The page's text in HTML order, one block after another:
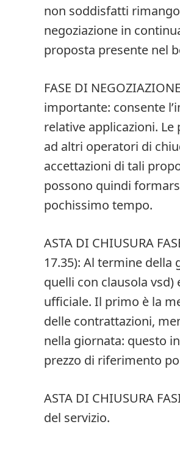
non soddisfatti
negoziazione in
proposta presente nel
FASE DI
importante: consente
relative applicazioni.
ad altri operatori di
accettazioni di tali
possono quindi
pochissimo tempo.
ASTA DI CHIUSURA
17.35): Al termine
quelli con clausola
ufficiale. Il primo è la
delle contrattazioni,
nella giornata: questo
prezzo di riferimento
ASTA DI CHIUSURA
del servizio.